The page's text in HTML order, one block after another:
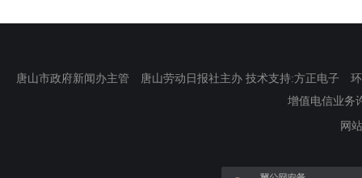
唐山市政府新闻办主管 唐山劳动日报社主办 技术支持:方正电子
增值电信业务
网